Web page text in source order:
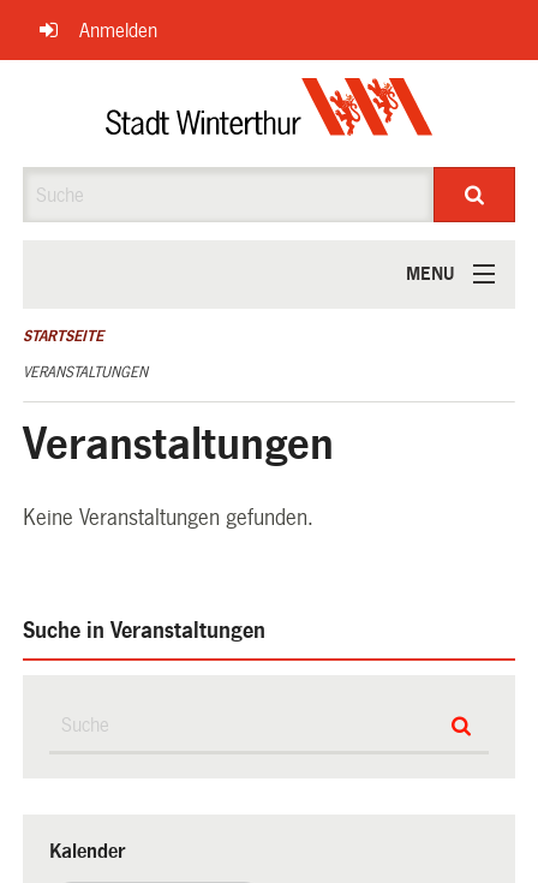
Navigation
überspringen
Anmelden
MENU
ÜBER UNS
STARTSEITE
VERANSTALTUNGEN
Veranstaltungen
Keine Veranstaltungen gefunden.
Suche in Veranstaltungen
Kalender